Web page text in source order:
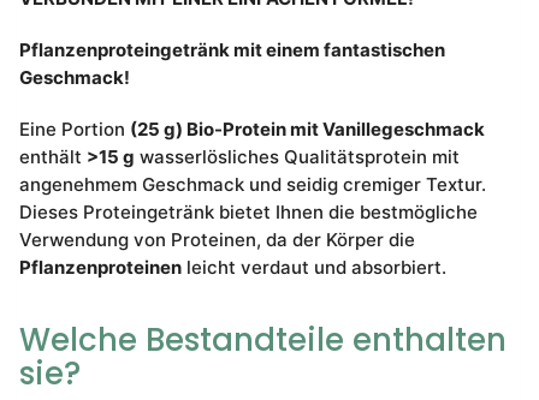
Pflanzenproteingetränk mit einem fantastischen
Geschmack!
Eine Portion (25 g) Bio-Protein mit Vanillegeschmack
enthält >15 g wasserlösliches Qualitätsprotein mit
angenehmem Geschmack und seidig cremiger Textur.
Dieses Proteingetränk bietet Ihnen die bestmögliche
Verwendung von Proteinen, da der Körper die
Pflanzenproteinen leicht verdaut und absorbiert.
Welche Bestandteile enthalten
sie?